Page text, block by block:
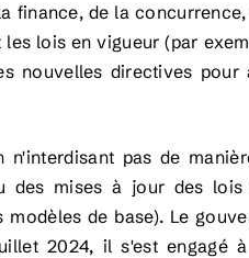
finance, de la
lois en vigueur (par
nouvelles directives pour
pas de
des mises à jour des
de base). Le
2024, il s'est engagé